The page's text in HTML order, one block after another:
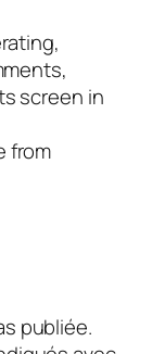
screen in
from
publiée.